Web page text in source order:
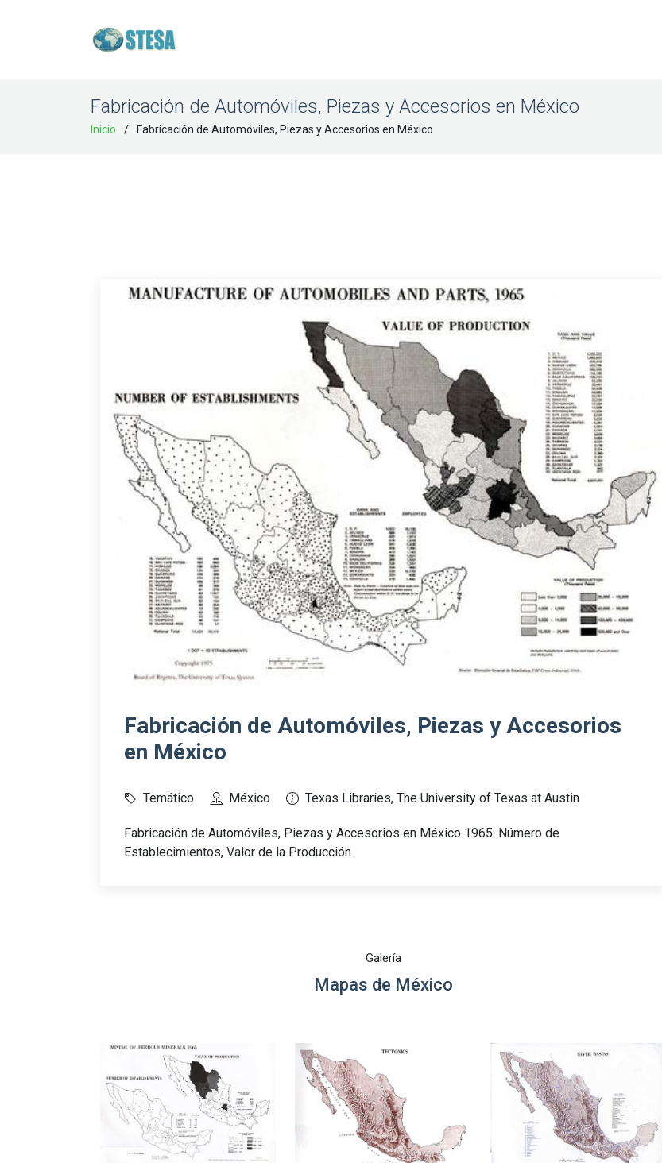
Fabricación de Automóviles, Piezas y Accesorios en México
Inicio Fabricación de Automóviles, Piezas y Accesorios en México
Fabricación de Automóviles, Piezas y Accesorios
en México
Temático México Texas Libraries, The University of Texas at Austin
Fabricación de Automóviles, Piezas y Accesorios en México 1965: Número de
Establecimientos, Valor de la Producción
Galería
Mapas de México